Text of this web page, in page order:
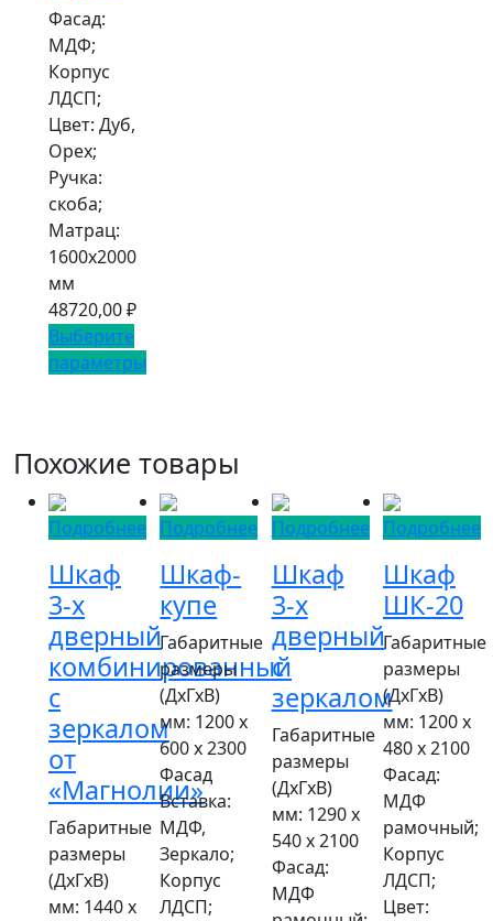
Фасад:
МДФ;
Корпус
ЛДСП;
Цвет: Дуб,
Орех;
Ручка:
скоба;
Матрац:
1600х2000
мм
48720,00₽
Выберите
параметры
Похожие товары
Подробнее
Шкаф
3-х
дверный
комбинированный
с
зеркалом
от
«Магнолии»
Габаритные
размеры
(ДxГxВ)
мм: 1440 x
Подробнее
Шкаф-
купе
Габаритные
размеры
(ДxГxВ)
мм: 1200 x
600 x 2300
Фасад
Вставка:
МДФ,
Зеркало;
Корпус
ЛДСП;
Подробнее
Шкаф
3-х
дверный
с
зеркалом
Габаритные
размеры
(ДxГxВ)
мм: 1290 x
540 x 2100
Фасад:
МДФ
Подробнее
Шкаф
ШК-20
Габаритные
размеры
(ДxГxВ)
мм: 1200 x
480 x 2100
Фасад:
МДФ
рамочный;
Корпус
ЛДСП;
Цвет: